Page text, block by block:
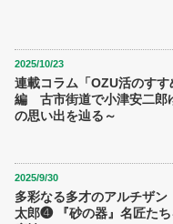
2025/10/23
連載コラム「OZU活のす
編 古市街道で小津安二郎
の思い出を辿る～
2025/9/30
多彩なる多才のアルチザ
太郎❹ 『砂の器』名匠た